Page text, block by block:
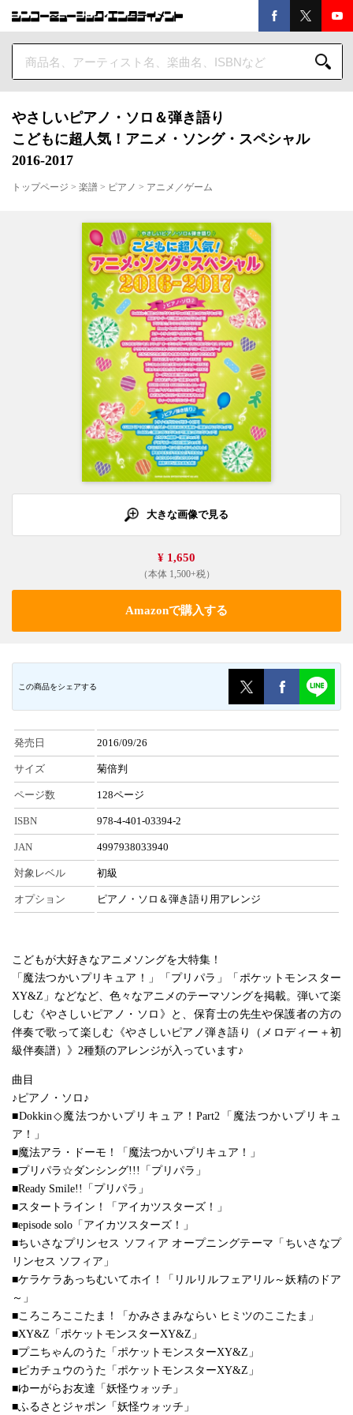
やさしいピアノ・ソロ＆弾き語り
こどもに超人気！アニメ・ソング・スペシャル
2016-2017
トップページ > 楽譜 > ピアノ > アニメ／ゲーム
大きな画像で見る
¥ 1,650
（本体 1,500+税）
Amazonで購入する
この商品をシェアする
発売日 2016/09/26
サイズ 菊倍判
ページ数 128ページ
ISBN 978-4-401-03394-2
JAN 4997938033940
対象レベル 初級
オプション ピアノ・ソロ＆弾き語り用アレンジ
こどもが大好きなアニメソングを大特集！
「魔法つかいプリキュア！」「プリパラ」「ポケットモンスター
XY&Z」などなど、色々なアニメのテーマソングを掲載。弾いて楽
しむ《やさしいピアノ・ソロ》と、保育士の先生や保護者の方の
伴奏で歌って楽しむ《やさしいピアノ弾き語り（メロディー＋初
級伴奏譜）》2種類のアレンジが入っています♪
曲目
♪ピアノ・ソロ♪
■Dokkin◇魔法つかいプリキュア！Part2「魔法つかいプリキュ
ア！」
■魔法アラ・ドーモ！「魔法つかいプリキュア！」
■プリパラ☆ダンシング!!!「プリパラ」
■Ready Smile!!「プリパラ」
■スタートライン！「アイカツスターズ！」
■episode solo「アイカツスターズ！」
■ちいさなプリンセス ソフィア オープニングテーマ「ちいさなプ
リンセス ソフィア」
■ケラケラあっちむいてホイ！「リルリルフェアリル～妖精のドア
～」
■ころころここたま！「かみさまみならい ヒミツのここたま」
■XY&Z「ポケットモンスターXY&Z」
■プニちゃんのうた「ポケットモンスターXY&Z」
■ピカチュウのうた「ポケットモンスターXY&Z」
■ゆーがらお友達「妖怪ウォッチ」
■ふるさとジャポン「妖怪ウォッチ」